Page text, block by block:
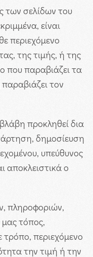
των σελίδων του
είναι
περιεχόμενο
της τιμής, ή της
που παραβιάζει τα
τον
προκληθεί δια
δημοσίευση
υπεύθυνος
αποκλειστικά ο
πληροφοριών,
μας τόπος,
περιεχόμενο
την τιμή ή την